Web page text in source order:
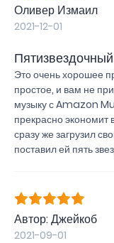
Оливер Измаил
2021-12-01
Пятизвездочный
Это очень хорошее
простое, и вам не
музыку с Amazon
прекрасно
сразу же загрузил
поставил ей пять
Автор: Джейкоб
2021-09-01